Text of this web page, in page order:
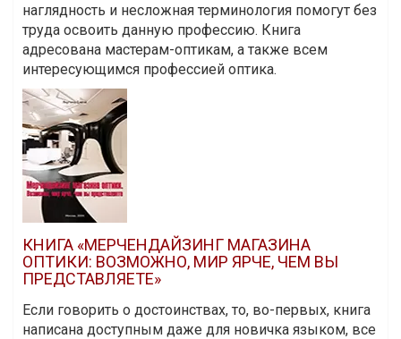
наглядность и несложная терминология помогут без
труда освоить данную профессию. Книга
адресована мастерам-оптикам, а также всем
интересующимся профессией оптика.
КНИГА «МЕРЧЕНДАЙЗИНГ МАГАЗИНА
ОПТИКИ: ВОЗМОЖНО, МИР ЯРЧЕ, ЧЕМ ВЫ
ПРЕДСТАВЛЯЕТЕ»
Если говорить о достоинствах, то, во-первых, книга
написана доступным даже для новичка языком, все